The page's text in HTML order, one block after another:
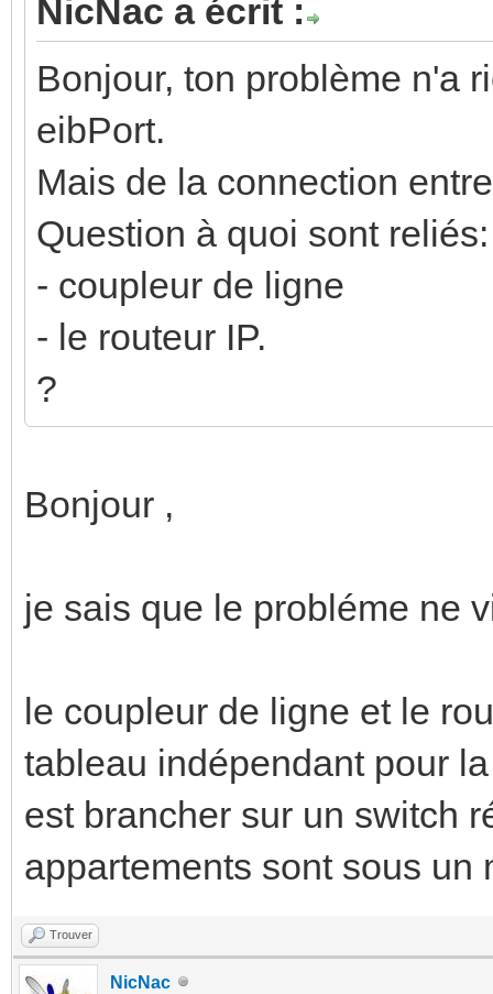
NicNac a écrit :
Bonjour, ton problème n'a
eibPort.
Mais de la connection
Question à quoi sont reliés:
- coupleur de ligne
- le routeur IP.
?
Bonjour ,
je sais que le probléme ne
le coupleur de ligne et le
tableau indépendant pour
est brancher sur un switch
appartements sont sous un
Trouver
NicNac